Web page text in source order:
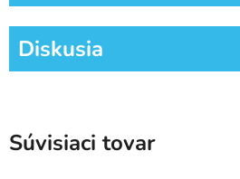
Diskusia
Súvisiaci tovar